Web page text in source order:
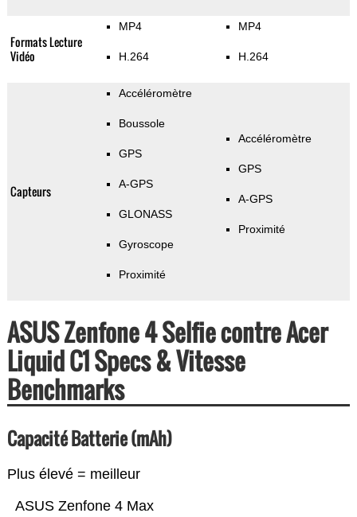
Formats Lecture
Vidéo
MP4
H.264
MP4
H.264
Capteurs
Accéléromètre
Boussole
GPS
A-GPS
GLONASS
Gyroscope
Proximité
Accéléromètre
GPS
A-GPS
Proximité
ASUS Zenfone 4 Selfie contre Acer
Liquid C1 Specs & Vitesse
Benchmarks
Capacité Batterie (mAh)
Plus élevé = meilleur
ASUS Zenfone 4 Max